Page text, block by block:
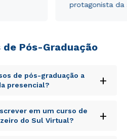
protagonista da
Pós-Graduação
de pós-graduação a
presencial?
+
omnis iste natus error sit
doloremque laudantium,
ipsa quae ab illo inventore
em um curso de
do Sul Virtual?
+